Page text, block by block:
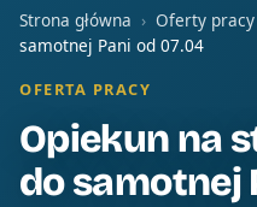
Strona główna › Oferty pracy
samotnej Pani od 07.04
OFERTA PRACY
Opiekun na
do samotnej